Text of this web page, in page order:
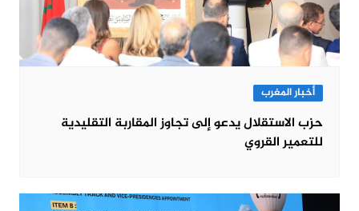
أخبار المغرب
حزب الاستقلال يدعو إلى تجاوز المقاربة التقليدية
للتعمير القروي